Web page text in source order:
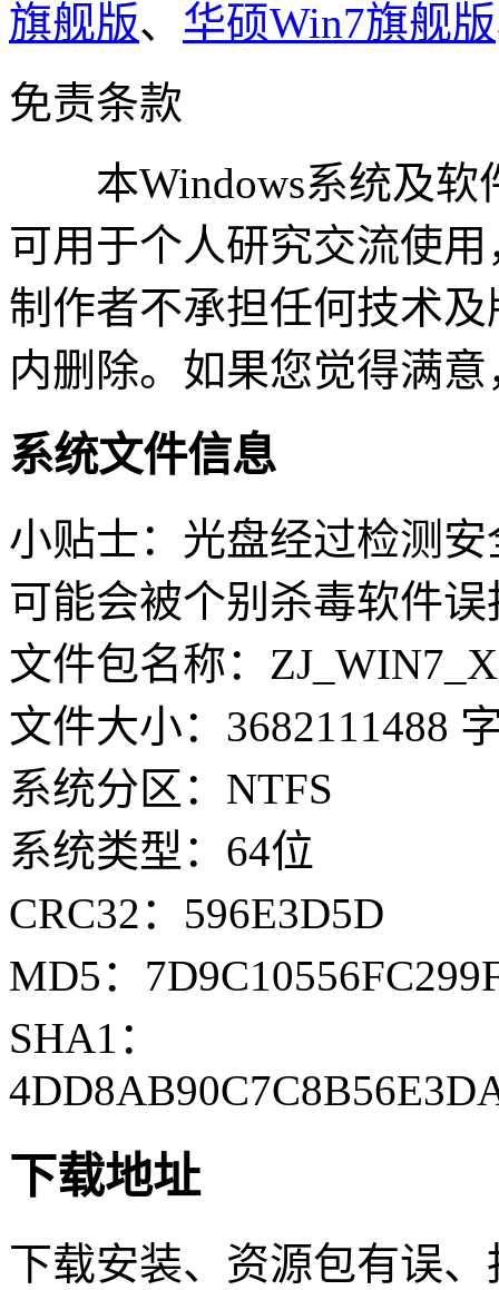
旗舰版、 华硕Win7旗舰版
免责条款
本Windows系统及软
可用于个人研究交流使
制作者不承担任何技术
内删除。如果您觉得满
系统文件信息
小贴士：光盘经过检测
可能会被个别杀毒软件
文件包名称：
文件大小：3682111488
系统分区：NTFS
系统类型：64位
CRC32：596E3D5D
MD5：
SHA1：
下载地址
下载安装、资源包有误